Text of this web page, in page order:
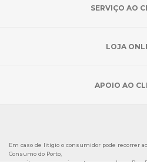
SERVIÇO AO
LOJA
APOIO AO
Em caso de litígio o consumidor pode recorrer
Consumo do Porto,
com site em
www.cicap.pt e com sede na Rua